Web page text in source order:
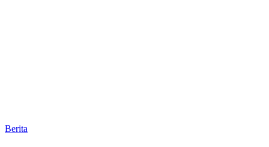
Berita